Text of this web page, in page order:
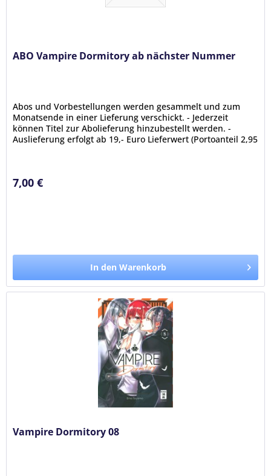
ABO Vampire Dormitory ab nächster Nummer
Abos und Vorbestellungen werden gesammelt und zum
Monatsende in einer Lieferung verschickt. - Jederzeit
können Titel zur Abolieferung hinzubestellt werden. -
Auslieferung erfolgt ab 19,- Euro Lieferwert (Portoanteil 2,95
7,00 €
In den Warenkorb
Vampire Dormitory 08